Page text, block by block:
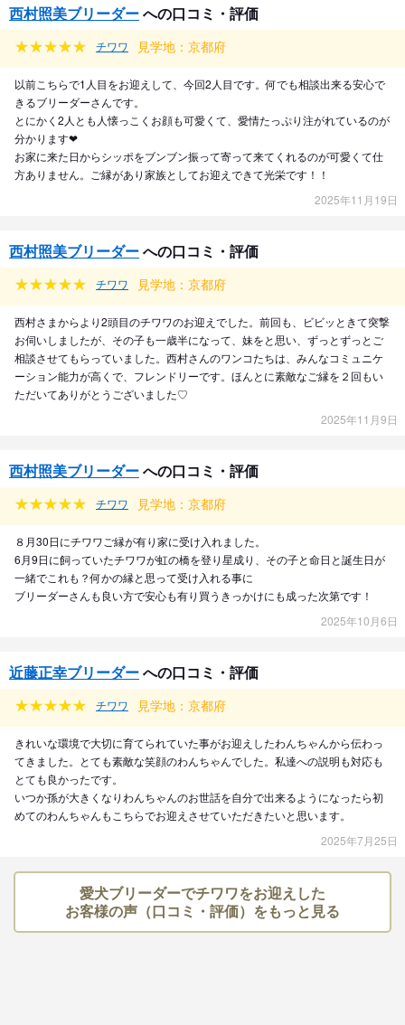
西村照美ブリーダーへの口コミ・評価
チワワ 見学地：京都府
以前こちらで1人目をお迎えして、今回2人目です。何でも相談出来る安心で
きるブリーダーさんです。
とにかく2人とも人懐っこくお顔も可愛くて、愛情たっぷり注がれているのが
分かります❤︎
お家に来た日からシッポをブンブン振って寄って来てくれるのが可愛くて仕
方ありません。ご縁があり家族としてお迎えできて光栄です！！
2025年11月19日
西村照美ブリーダーへの口コミ・評価
チワワ 見学地：京都府
西村さまからより2頭目のチワワのお迎えでした。前回も、ビビッときて突撃
お伺いしましたが、その子も一歳半になって、妹をと思い、ずっとずっとご
相談させてもらっていました。西村さんのワンコたちは、みんなコミュニケ
ーション能力が高くで、フレンドリーです。ほんとに素敵なご縁を２回もい
ただいてありがとうございました♡
2025年11月9日
西村照美ブリーダーへの口コミ・評価
チワワ 見学地：京都府
８月30日にチワワご縁が有り家に受け入れました。
6月9日に飼っていたチワワが虹の橋を登り星成り、その子と命日と誕生日が
一緒でこれも？何かの縁と思って受け入れる事に
ブリーダーさんも良い方で安心も有り買うきっかけにも成った次第です！
2025年10月6日
近藤正幸ブリーダーへの口コミ・評価
チワワ 見学地：京都府
きれいな環境で大切に育てられていた事がお迎えしたわんちゃんから伝わっ
てきました。とても素敵な笑顔のわんちゃんでした。私達への説明も対応も
とても良かったです。
いつか孫が大きくなりわんちゃんのお世話を自分で出来るようになったら初
めてのわんちゃんもこちらでお迎えさせていただきたいと思います。
2025年7月25日
愛犬ブリーダーでチワワをお迎えした
お客様の声（口コミ・評価）をもっと見る